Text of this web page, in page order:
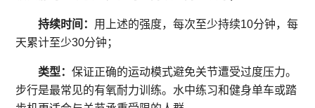
持续时间： 用上述的强度，每次至少持续10分钟，每
天累计至少30分钟；
类型：保证正确的运动模式避免关节遭受过度压力。
步行是最常见的有氧耐力训练。水中练习和健身单车或踏